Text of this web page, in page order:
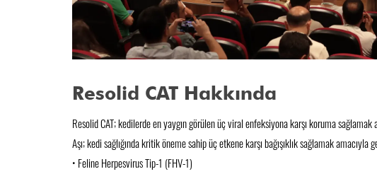
Resolid CAT Hakkında
Resolid CAT; kedilerde en yaygın görülen üç viral enfeksiyona karşı koruma
Aşı; kedi sağlığında kritik öneme sahip üç etkene karşı bağışıklık sağlamak
• Feline Herpesvirus Tip-1 (FHV-1)